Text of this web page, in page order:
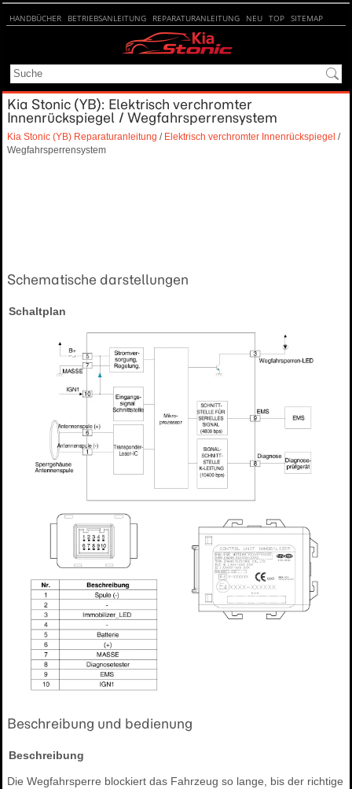
HANDBÜCHER BETRIEBSANLEITUNG REPARATURANLEITUNG NEU TOP SITEMAP
Kia Stonic (YB): Elektrisch verchromter
Innenrückspiegel / Wegfahrsperrensystem
Kia Stonic (YB) Reparaturanleitung / Elektrisch verchromter Innenrückspiegel /
Wegfahrsperrensystem
Schematische darstellungen
Schaltplan
Beschreibung und bedienung
Beschreibung
Die Wegfahrsperre blockiert das Fahrzeug so lange, bis der richtige